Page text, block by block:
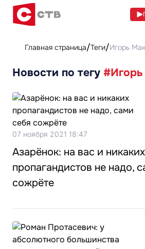
Главная страница Теги Игорь
Новости по тегу
07 ноября 2021 18:47
Азарёнок: на вас и никаких
пропагандистов не надо,
сожрёте